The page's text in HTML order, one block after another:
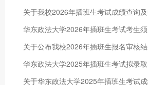
关于我校2026年插班生考试成绩查询
华东政法大学2026年插班生考试考生
关于公布我校2026年插班生报名审核
华东政法大学2025年插班生考试拟录
关于华东政法大学2025年插班生考试